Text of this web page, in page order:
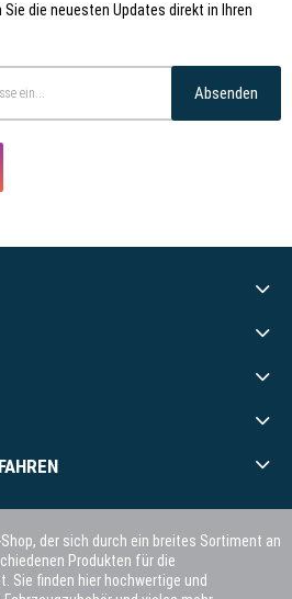
die neuesten Updates direkt in Ihren
Absenden
der sich durch ein breites Sortiment an
Produkten für die
Sie finden hier hochwertige und